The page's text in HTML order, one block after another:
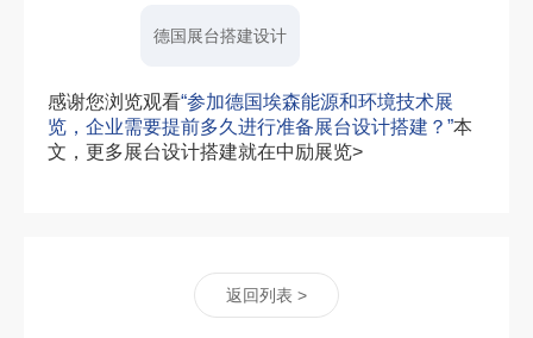
德国展台搭建设计
感谢您浏览观看“参加德国埃森能源和环境技术展
览，企业需要提前多久进行准备展台设计搭建？”本
文，更多展台设计搭建就在中励展览>
返回列表 >